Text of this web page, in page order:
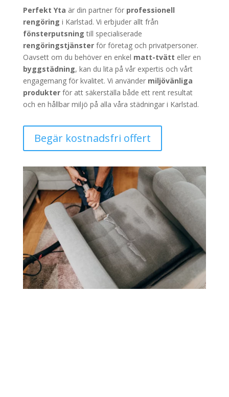
Perfekt Yta är din partner för professionell
rengöring i Karlstad. Vi erbjuder allt från
fönsterputsning till specialiserade
rengöringstjänsterför företag och privatpersoner.
Oavsett om du behöver en enkel matt-tvätt eller en
byggstädning, kan du lita på vår expertis och vårt
engagemang för kvalitet. Vi använder miljövänliga
produkterför att säkerställa både ett rent resultat
och en hållbar miljö på alla våra städningar i Karlstad.
Begär kostnadsfri offert